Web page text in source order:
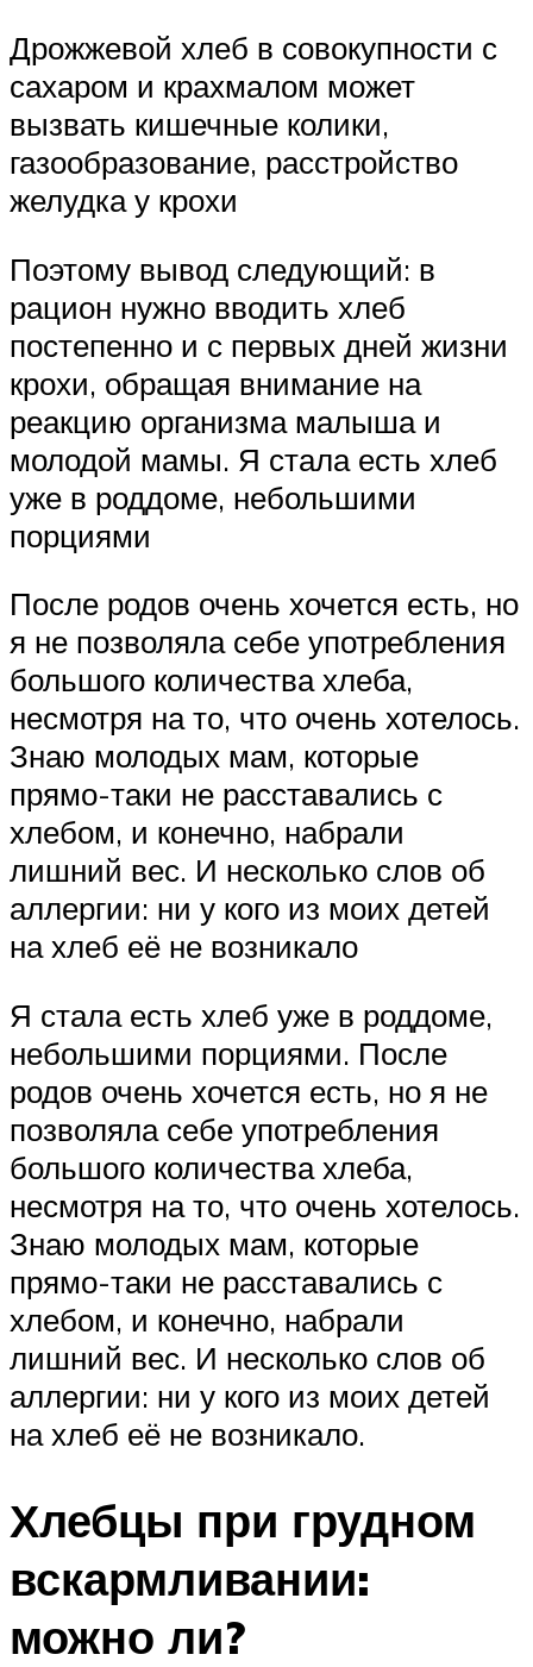
Дрожжевой хлеб в совокупности с
сахаром и крахмалом может
вызвать кишечные колики,
газообразование, расстройство
желудка у крохи
Поэтому вывод следующий: в
рацион нужно вводить хлеб
постепенно и с первых дней жизни
крохи, обращая внимание на
реакцию организма малыша и
молодой мамы. Я стала есть хлеб
уже в роддоме, небольшими
порциями
После родов очень хочется есть, но
я не позволяла себе употребления
большого количества хлеба,
несмотря на то, что очень хотелось.
Знаю молодых мам, которые
прямо-таки не расставались с
хлебом, и конечно, набрали
лишний вес. И несколько слов об
аллергии: ни у кого из моих детей
на хлеб её не возникало
Я стала есть хлеб уже в роддоме,
небольшими порциями. После
родов очень хочется есть, но я не
позволяла себе употребления
большого количества хлеба,
несмотря на то, что очень хотелось.
Знаю молодых мам, которые
прямо-таки не расставались с
хлебом, и конечно, набрали
лишний вес. И несколько слов об
аллергии: ни у кого из моих детей
на хлеб её не возникало.
Хлебцы при грудном
вскармливании:
можно ли?